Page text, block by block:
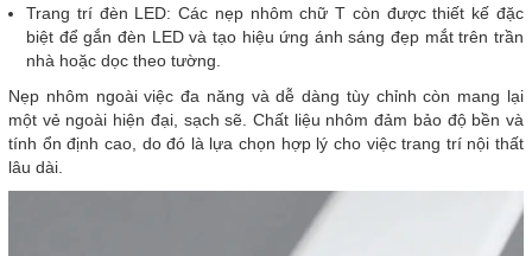
Trang trí đèn LED: Các nẹp nhôm chữ T còn được thiết kế đặc
biệt để gắn đèn LED và tạo hiệu ứng ánh sáng đẹp mắt trên trần
nhà hoặc dọc theo tường.
Nẹp nhôm ngoài việc đa năng và dễ dàng tùy chỉnh còn mang lại
một vẻ ngoài hiện đại, sạch sẽ. Chất liệu nhôm đảm bảo độ bền và
tính ổn định cao, do đó là lựa chọn hợp lý cho việc trang trí nội thất
lâu dài.